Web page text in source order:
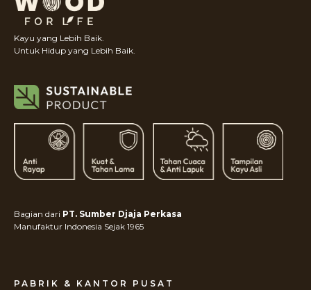
Kayu yang Lebih Baik.
Untuk Hidup yang Lebih Baik.
Bagian dari PT. Sumber Djaja Perkasa
Manufaktur Indonesia Sejak 1965
PABRIK & KANTOR PUSAT